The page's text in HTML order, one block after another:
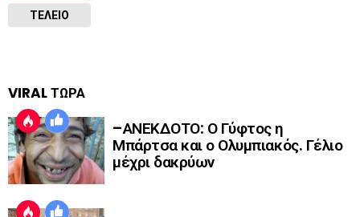
ΤΕΛΕΙΟ
VIRAL ΤΩΡΑ
–ΑΝΕΚΔΟΤΟ: Ο Γύφτος η
Μπάρτσα και ο Ολυμπιακός. Γέλιο
μέχρι δακρύων